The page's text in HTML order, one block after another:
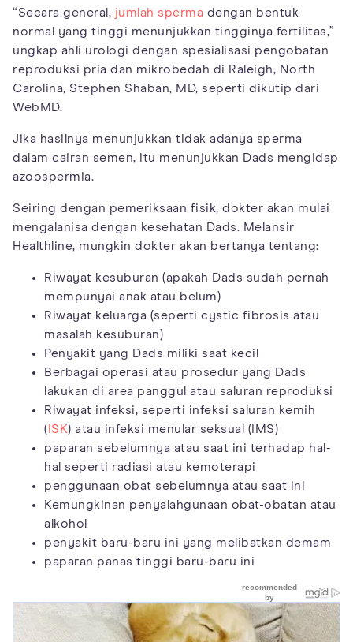
“Secara general, jumlah sperma dengan bentuk
normal yang tinggi menunjukkan tingginya fertilitas,”
ungkap ahli urologi dengan spesialisasi pengobatan
reproduksi pria dan mikrobedah di Raleigh, North
Carolina, Stephen Shaban, MD, seperti dikutip dari
WebMD.
Jika hasilnya menunjukkan tidak adanya sperma
dalam cairan semen, itu menunjukkan Dads mengidap
azoospermia.
Seiring dengan pemeriksaan fisik, dokter akan mulai
mengalanisa dengan kesehatan Dads. Melansir
Healthline, mungkin dokter akan bertanya tentang:
Riwayat kesuburan (apakah Dads sudah pernah
mempunyai anak atau belum)
Riwayat keluarga (seperti cystic fibrosis atau
masalah kesuburan)
Penyakit yang Dads miliki saat kecil
Berbagai operasi atau prosedur yang Dads
lakukan di area panggul atau saluran reproduksi
Riwayat infeksi, seperti infeksi saluran kemih
(ISK) atau infeksi menular seksual (IMS)
paparan sebelumnya atau saat ini terhadap hal-
hal seperti radiasi atau kemoterapi
penggunaan obat sebelumnya atau saat ini
Kemungkinan penyalahgunaan obat-obatan atau
alkohol
penyakit baru-baru ini yang melibatkan demam
paparan panas tinggi baru-baru ini